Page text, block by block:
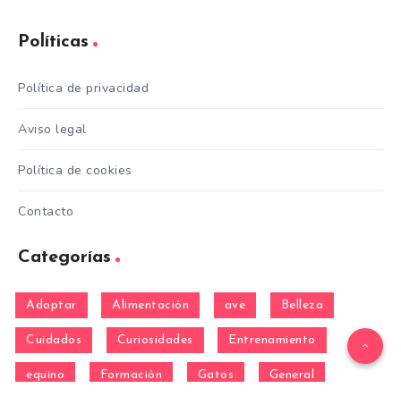
Políticas
Política de privacidad
Aviso legal
Política de cookies
Contacto
Categorías
Adoptar Alimentación ave Belleza
Cuidados Curiosidades Entrenamiento
equino Formación Gatos General